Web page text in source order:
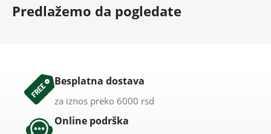
Predlažemo da pogledate
Besplatna dostava
za iznos preko 6000 rsd
Online podrška